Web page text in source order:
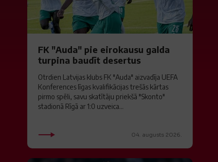
FK "Auda" pie eirokausu galda
turpina baudīt desertus
Otrdien Latvijas klubs FK "Auda" aizvadīja UEFA
Konferences līgas kvalifikācijas trešās kārtas
pirmo spēli, savu skatītāju priekšā "Skonto"
stadionā Rīgā ar 1:0 uzveica...
04. augusts 2026.